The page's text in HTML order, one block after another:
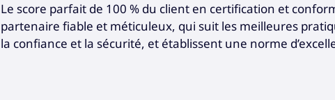
Le score parfait de 100 % du client en certification et
partenaire fiable et méticuleux, qui suit les meilleures
la confiance et la sécurité, et établissent une norme